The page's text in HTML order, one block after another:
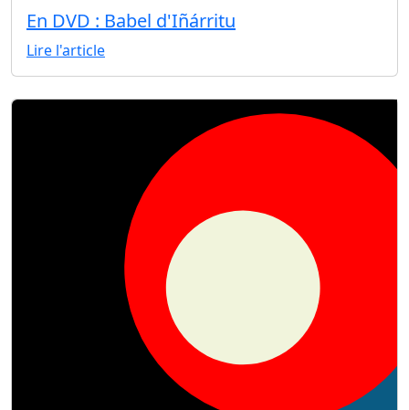
En DVD : Babel d'Iñárritu
Lire l'article